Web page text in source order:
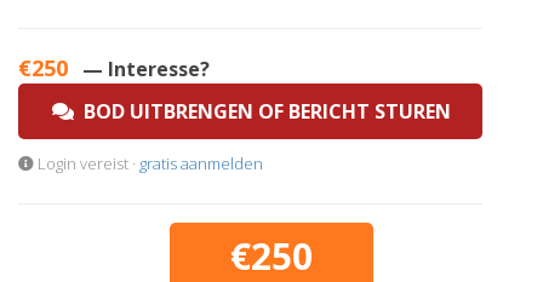
€250 — Interesse?
BOD UITBRENGEN OF BERICHT STUREN
Login vereist · gratis aanmelden
€250